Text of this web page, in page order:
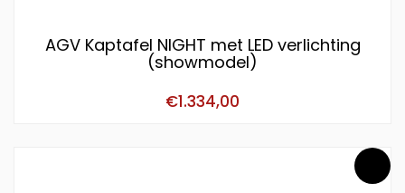
AGV Kaptafel NIGHT met LED verlichting
(showmodel)
€1.334,00